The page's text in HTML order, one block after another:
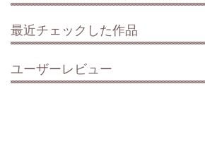
最近チェックした作品
ユーザーレビュー